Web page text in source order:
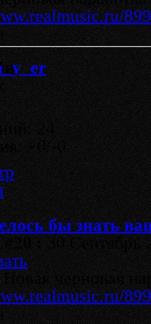
24
+0/-0
бы знать
:30 Сентябрь
Новая черновая